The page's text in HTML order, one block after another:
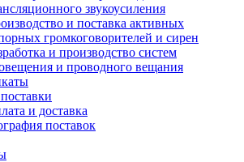
звукоусиления
и поставка активных
громкоговорителей и сирен
и производство систем
и проводного вещания
и доставка
поставок